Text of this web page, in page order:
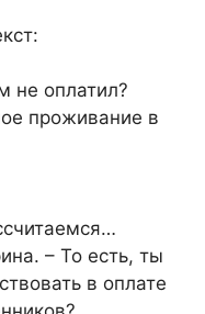
не оплатил?
проживание в
– То есть, ты
в оплате